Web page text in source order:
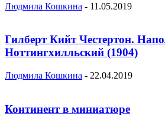
Людмила Кошкина - 11.05.2019
Гилберт Кийт Честертон.
Ноттингхилльский (1904)
Людмила Кошкина - 22.04.2019
Континент в миниатюре